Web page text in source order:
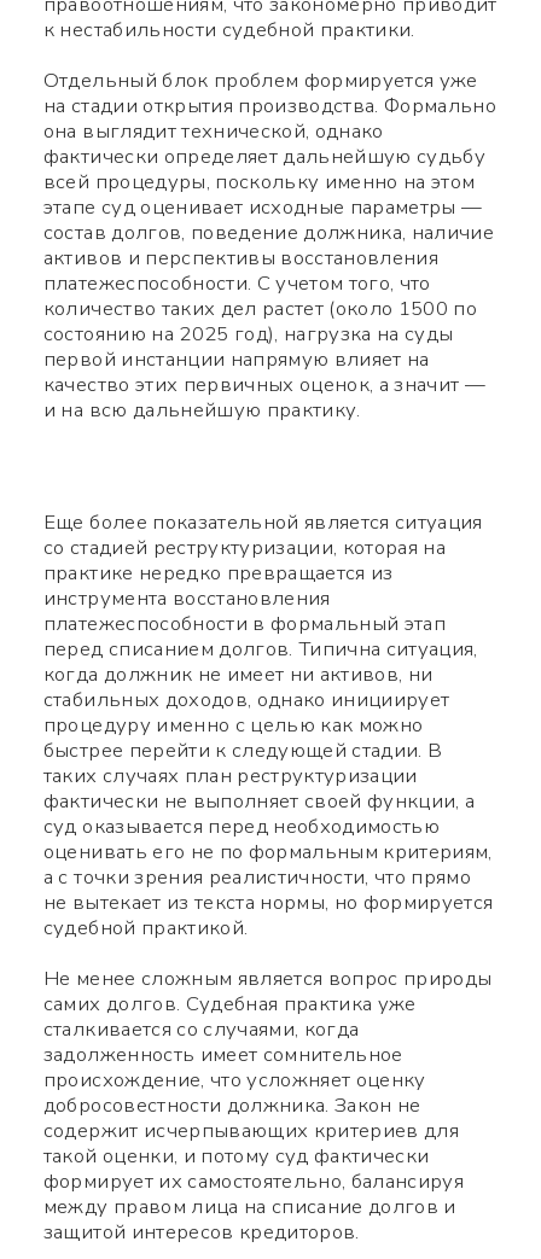
к нестабильности судебной практики.
Отдельный блок проблем формируется уже
на стадии открытия производства. Формально
она выглядит технической, однако
фактически определяет дальнейшую судьбу
всей процедуры, поскольку именно на этом
этапе суд оценивает исходные параметры —
состав долгов, поведение должника, наличие
активов и перспективы восстановления
платежеспособности. С учетом того, что
количество таких дел растет (около 1500 по
состоянию на 2025 год), нагрузка на суды
первой инстанции напрямую влияет на
качество этих первичных оценок, а значит —
и на всю дальнейшую практику.
Еще более показательной является ситуация
со стадией реструктуризации, которая на
практике нередко превращается из
инструмента восстановления
платежеспособности в формальный этап
перед списанием долгов. Типична ситуация,
когда должник не имеет ни активов, ни
стабильных доходов, однако инициирует
процедуру именно с целью как можно
быстрее перейти к следующей стадии. В
таких случаях план реструктуризации
фактически не выполняет своей функции, а
суд оказывается перед необходимостью
оценивать его не по формальным критериям,
а с точки зрения реалистичности, что прямо
не вытекает из текста нормы, но формируется
судебной практикой.
Не менее сложным является вопрос природы
самих долгов. Судебная практика уже
сталкивается со случаями, когда
задолженность имеет сомнительное
происхождение, что усложняет оценку
добросовестности должника. Закон не
содержит исчерпывающих критериев для
такой оценки, и потому суд фактически
формирует их самостоятельно, балансируя
между правом лица на списание долгов и
защитой интересов кредиторов.